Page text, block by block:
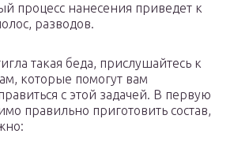
процесс нанесения приведет к
разводов.
такая беда, прислушайтесь к
которые помогут вам
с этой задачей. В первую
правильно приготовить состав,